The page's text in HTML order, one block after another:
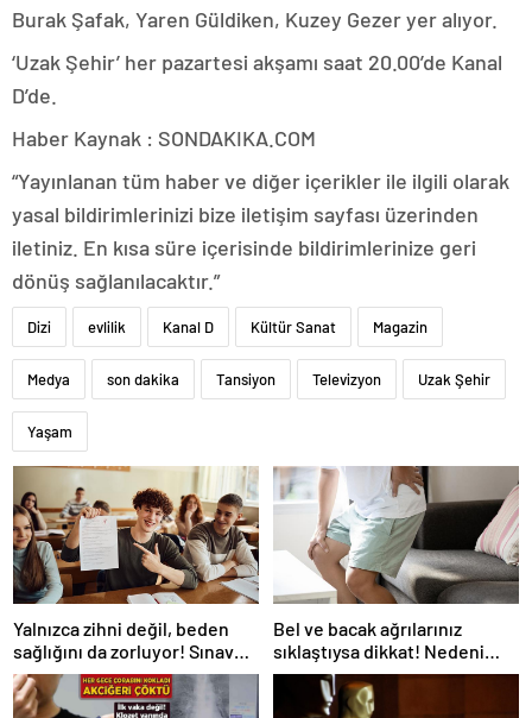
Burak Şafak, Yaren Güldiken, Kuzey Gezer yer alıyor.
‘Uzak Şehir’ her pazartesi akşamı saat 20.00’de Kanal
D’de.
Haber Kaynak : SONDAKIKA.COM
“Yayınlanan tüm haber ve diğer içerikler ile ilgili olarak
yasal bildirimlerinizi bize iletişim sayfası üzerinden
iletiniz. En kısa süre içerisinde bildirimlerinize geri
dönüş sağlanılacaktır.”
Dizi evlilik Kanal D Kültür Sanat Magazin
Medya son dakika Tansiyon Televizyon Uzak Şehir
Yaşam
Yalnızca zihni değil, beden
sağlığını da zorluyor! Sınavda
başarı tabakta başlıyor
Bel ve bacak ağrılarınız
sıklaştıysa dikkat! Nedeni
omurga kanalı darlığı olabilir